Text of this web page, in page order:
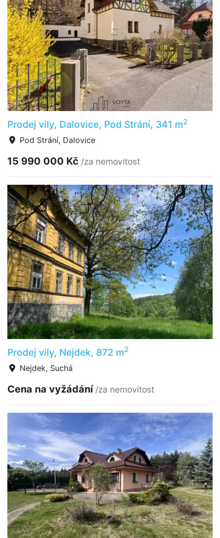
Prodej vily, Dalovice, Pod Strání, 341 m2
Pod Strání, Dalovice
15 990 000 Kč /za nemovitost
Prodej vily, Nejdek, 872 m2
Nejdek, Suchá
Cena na vyžádání /za nemovitost